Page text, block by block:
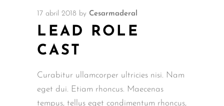
17 abril 2018 by Cesarmaderal
LEAD ROLE
CAST
Curabitur ullamcorper ultricies nisi. Nam
eget dui. Etiam rhoncus. Maecenas
tempus, tellus eget condimentum rhoncus,